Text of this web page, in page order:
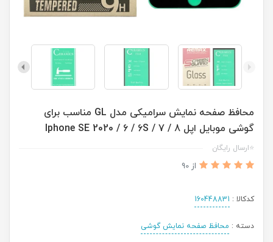
محافظ صفحه نمایش سرامیکی مدل GL مناسب برای
گوشی موبایل اپل Iphone SE 2020 / 6 / 6S / 7 / 8
⭐ارسال رایگان
از 90
کدکالا : 160448831
دسته : محافظ صفحه نمایش گوشی